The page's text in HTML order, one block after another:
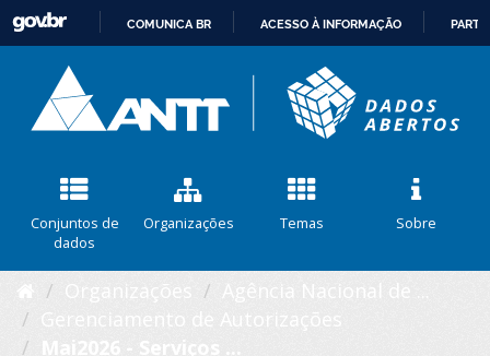
CONTEÚDO
COMUNICA BR ACESSO À INFORMAÇÃO
Conjuntos de
dados
Organizações Temas Sobre